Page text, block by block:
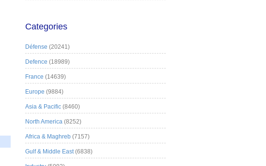
Categories
Défense (20241)
Defence (18989)
France (14639)
Europe (9884)
Asia & Pacific (8460)
North America (8252)
Africa & Maghreb (7157)
Gulf & Middle East(6838)